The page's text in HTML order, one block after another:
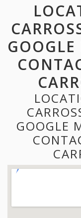
GOOGLE